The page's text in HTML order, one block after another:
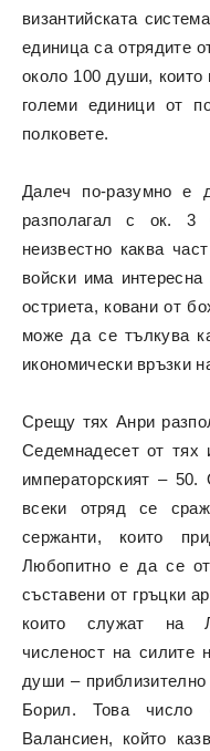
византийската
единица са отрядите
около 100 души, които
големи единици от
полковете.
Далеч по-разумно е
разполагал с ок. 3
неизвестно каква
войски има
остриета, ковани от
може да се тълкува
икономически връзки
Срещу тях Анри
Седемнадесет от
императорският –
всеки отряд се
сержанти, които
Любопитно е да се
съставени от гръцки
които служат на
численост на силите
души –
Борил. Това число
Валансиен, който